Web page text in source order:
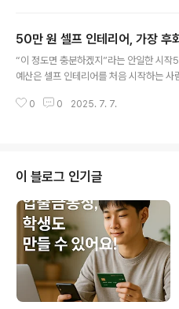
러운 결과를 얻은 사람도 존재한다.이 둘
규모가 아니라, 구성이 갖춘 전략의 밀도에
은 셀프 인테리어 후기를 분석하면서실패
나의 기능이나 테마에 집중해서 투자한 특
50만 원 셀프 인테리어, 가장 후
“이 정도면 충분하겠지”라는 안일한 시작
예산은 셀프 인테리어를 처음 시작하는 사
나 영상에서“50만 원으로 감성 원룸 만들
배는 시트지로, 조명은 감성등으로 구성하
할 수 있을 것 같았다.초반엔 모든 게 계획
처럼 보였다.필요한 제품들을 하나씩 주문
리적인 가격의 상품을 선별해 넣으며예산
하지만 작업이 본격적으로 시작되자,현실
빠르게 벽에 부딪히기 시작했다.내가 후회
0 0 2025. 7. 7.
이 블로그 인기글